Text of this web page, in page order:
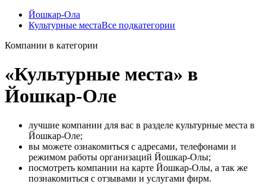
Йошкар‑Ола
Культурные местаВсе подкатегории
Компании в категории
«Культурные места» в
Йошкар‑Оле
лучшие компании для вас в разделе культурные места в
Йошкар‑Оле;
вы можете ознакомиться с адресами, телефонами и
режимом работы организаций Йошкар‑Олы;
посмотреть компании на карте Йошкар‑Олы, а так же
познакомиться с отзывами и услугами фирм.